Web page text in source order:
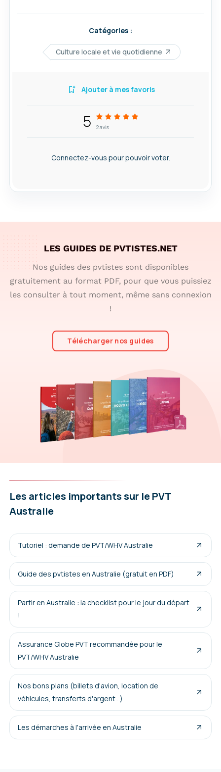
Catégories :
Culture locale et vie quotidienne
Ajouter à mes favoris
5 2avis
Connectez-vous pour pouvoir voter.
LES GUIDES DE PVTISTES.NET
Nos guides des pvtistes sont disponibles
gratuitement au format PDF, pour que vous puissiez
les consulter à tout moment, même sans connexion
!
Télécharger nos guides
Les articles importants sur le PVT
Australie
Tutoriel : demande de PVT/WHV Australie
Guide des pvtistes en Australie (gratuit en PDF)
Partir en Australie : la checklist pour le jour du départ
!
Assurance Globe PVT recommandée pour le
PVT/WHV Australie
Nos bons plans (billets d'avion, location de
véhicules, transferts d'argent...)
Les démarches à l'arrivée en Australie